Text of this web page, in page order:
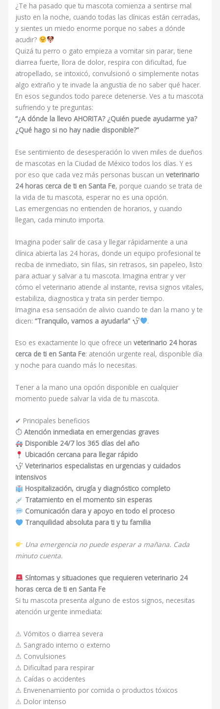
¿Te ha pasado que tu mascota comienza a sentirse mal
justo en la noche, cuando todas las clínicas están cerradas,
y sientes un miedo enorme porque no sabes a dónde
acudir?
Quizá tu perro o gato empieza a vomitar sin parar, tiene
diarrea fuerte, llora de dolor, respira con dificultad, fue
atropellado, se intoxicó, convulsionó o simplemente notas
algo extraño y te invade la angustia de no saber qué hacer.
En esos segundos todo parece detenerse. Ves a tu mascota
sufriendo y te preguntas:
“¿A dónde la llevo AHORITA? ¿Quién puede ayudarme ya?
¿Qué hago si no hay nadie disponible?”
Ese sentimiento de desesperación lo viven miles de dueños
de mascotas en la Ciudad de México todos los días. Y es
por eso que cada vez más personas buscan unveterinario
24 horas cerca de ti en Santa Fe, porque cuando se trata de
la vida de tu mascota, esperar no es una opción.
Las emergencias no entienden de horarios, y cuando
llegan, cada minuto importa.
Imagina poder salir de casa y llegar rápidamente a una
clínica abierta las 24 horas, donde un equipo profesional te
reciba de inmediato, sin filas, sin retrasos, sin papeleo, listo
para actuar y salvar a tu mascota. Imagina entrar y ver
cómo el veterinario atiende al instante, revisa signos vitales,
estabiliza, diagnostica y trata sin perder tiempo.
Imagina esa sensación de alivio cuando te dan la mano y te
dicen:“Tranquilo, vamos a ayudarla” .
Eso es exactamente lo que ofrece unveterinario 24 horas
cerca de ti en Santa Fe: atención urgente real, disponible día
y noche para cuando más lo necesitas.
Tener a la mano una opción disponible en cualquier
momento puede salvar la vida de tu mascota.
✔ Principales beneficios
⏱Atención inmediata en emergencias graves
Disponible 24/7 los 365 días del año
Ubicación cercana para llegar rápido
Veterinarios especialistas en urgencias y cuidados
intensivos
Hospitalización, cirugía y diagnóstico completo
Tratamiento en el momento sin esperas
Comunicación clara y apoyo en todo el proceso
Tranquilidad absoluta para ti y tu familia
Una emergencia no puede esperar a mañana. Cada
minuto cuenta.
Síntomas y situaciones que requieren veterinario 24
horas cerca de ti en Santa Fe
Si tu mascota presenta alguno de estos signos, necesitas
atención urgente inmediata:
⚠ Vómitos o diarrea severa
⚠ Sangrado interno o externo
⚠ Convulsiones
⚠ Dificultad para respirar
⚠ Caídas o accidentes
⚠ Envenenamiento por comida o productos tóxicos
⚠ Dolor intenso